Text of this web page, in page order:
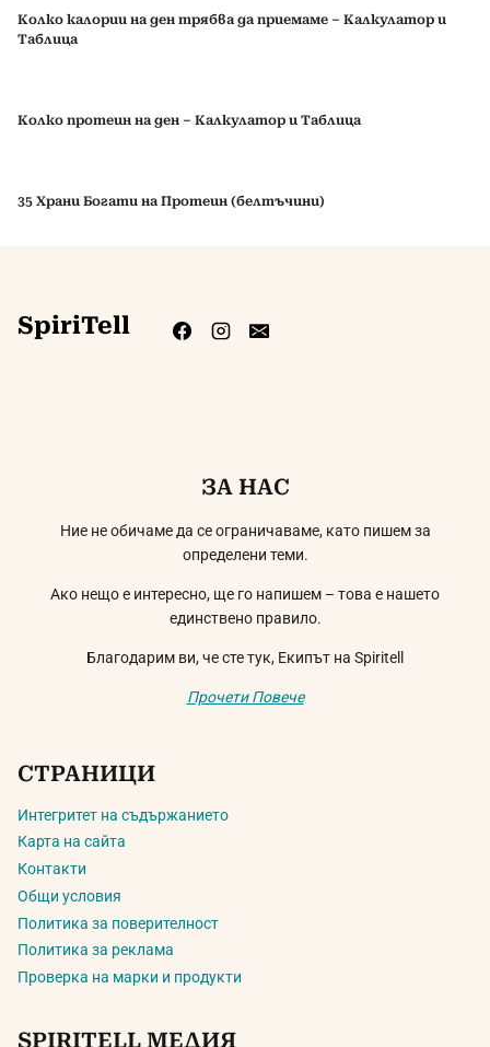
Колко калории на ден трябва да приемаме – Калкулатор и
Таблица
Колко протеин на ден – Калкулатор и Таблица
35 Храни Богати на Протеин (белтъчини)
SpiriTell
ЗА НАС
Ние не обичаме да се ограничаваме, като пишем за
определени теми.
Ако нещо е интересно, ще го напишем – това е нашето
единствено правило.
Благодарим ви, че сте тук, Екипът на Spiritell
Прочети Повече
СТРАНИЦИ
Интегритет на съдържанието
Карта на сайта
Контакти
Общи условия
Политика за поверителност
Политика за реклама
Проверка на марки и продукти
SPIRITELL МЕДИЯ